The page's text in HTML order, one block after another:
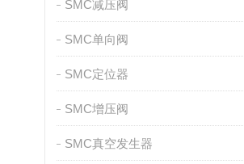
SMC减压阀
SMC单向阀
SMC定位器
SMC增压阀
SMC真空发生器